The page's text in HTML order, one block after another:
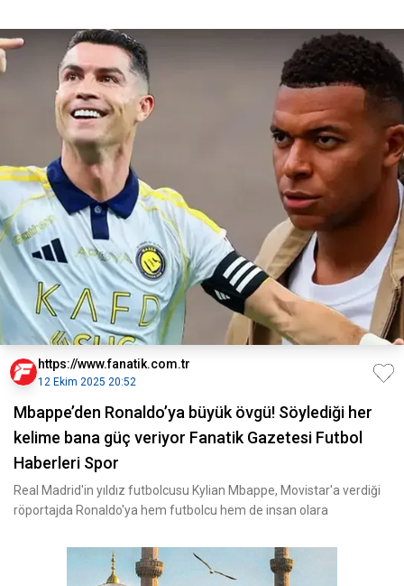
https://www.fanatik.com.tr
12 Ekim 2025 20:52
Mbappe’den Ronaldo’ya büyük övgü! Söylediği her
kelime bana güç veriyor Fanatik Gazetesi Futbol
Haberleri Spor
Real Madrid'in yıldız futbolcusu Kylian Mbappe, Movistar'a verdiği
röportajda Ronaldo'ya hem futbolcu hem de insan olara